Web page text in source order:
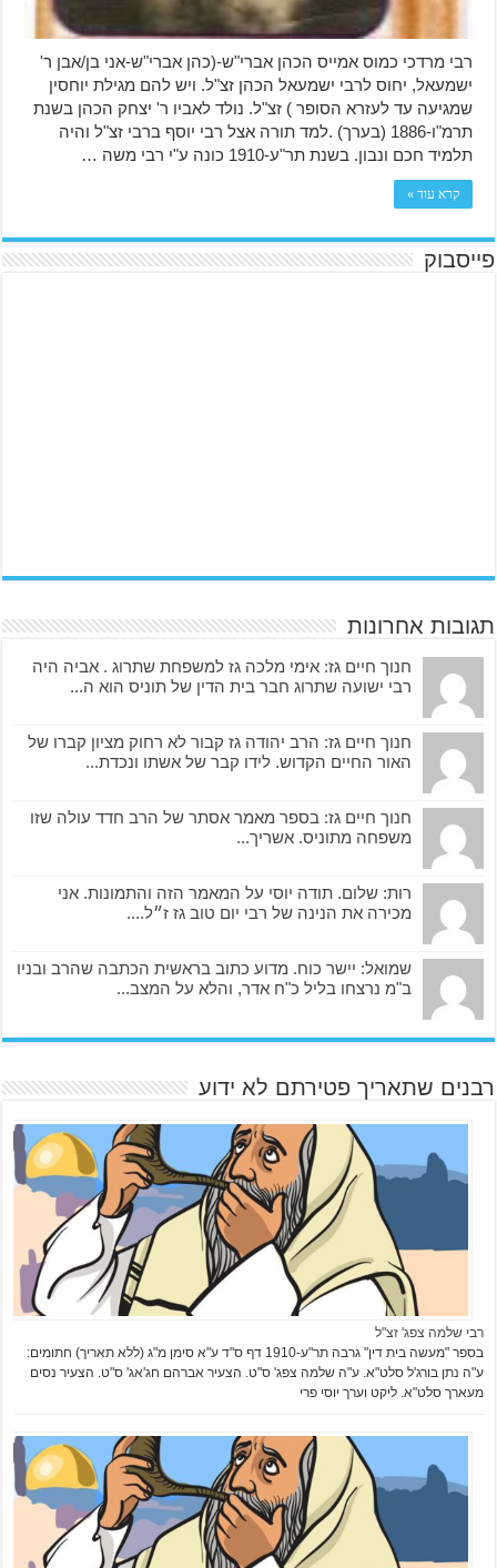
רבי מרדכי כמוס אמייס הכהן אברי"ש-(כהן אברי"ש-אני בן/אבן ר'
ישמעאל, יחוס לרבי ישמעאל הכהן זצ"ל. ויש להם מגילת יוחסין
שמגיעה עד לעזרא הסופר ) זצ"ל. נולד לאביו ר' יצחק הכהן בשנת
תרמ"ו-1886 (בערך) .למד תורה אצל רבי יוסף ברבי זצ"ל והיה
תלמיד חכם ונבון. בשנת תר"ע-1910 כונה ע"י רבי משה …
קרא עוד »
פייסבוק
תגובות אחרונות
חנוך חיים גז: אימי מלכה גז למשפחת שתרוג . אביה היה
רבי ישועה שתרוג חבר בית הדין של תוניס הוא ה...
חנוך חיים גז: הרב יהודה גז קבור לא רחוק מציון קברו של
האור החיים הקדוש. לידו קבר של אשתו ונכדת...
חנוך חיים גז: בספר מאמר אסתר של הרב חדד עולה שזו
משפחה מתוניס. אשריך...
רות: שלום. תודה יוסי על המאמר הזה והתמונות. אני
מכירה את הנינה של רבי יום טוב גז ז״ל....
שמואל: יישר כוח. מדוע כתוב בראשית הכתבה שהרב ובניו
ב"מ נרצחו בליל כ"ח אדר, והלא על המצב...
רבנים שתאריך פטירתם לא ידוע
רבי שלמה צפג' זצ"ל
בספר "מעשה בית דין" גרבה תר"ע-1910 דף ס"ד ע"א סימן מ"ג (ללא תאריך) חתומים:
ע"ה נתן בורג'ל סלט"א. ע"ה שלמה צפג' ס"ט. הצעיר אברהם חג'אג' ס"ט. הצעיר נסים
מעארך סלט"א. ליקט וערך יוסי פרי